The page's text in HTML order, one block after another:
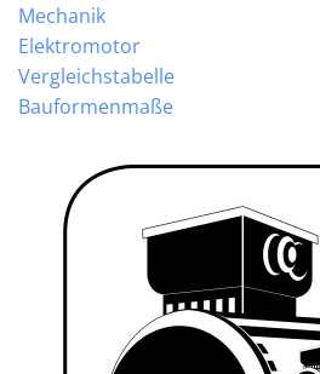
Mechanik
Elektromotor
Vergleichstabelle
Bauformenmaße